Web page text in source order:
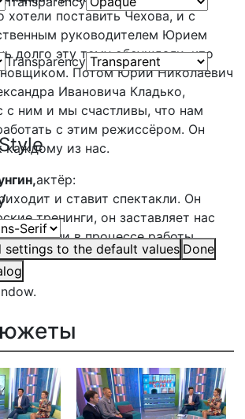
Transparency
settings to the default values Done
поставить Чехова, и с
руководителем Юрием
долго эту тему обсуждали, кто
Потом Юрий Николаевич
Ивановича Кладько,
с ним и мы счастливы, что нам
с этим режиссёром. Он
каждому из нас.
актёр:
и ставит спектакли. Он
тренинги, он заставляет нас
мы забыли в процессе работы.